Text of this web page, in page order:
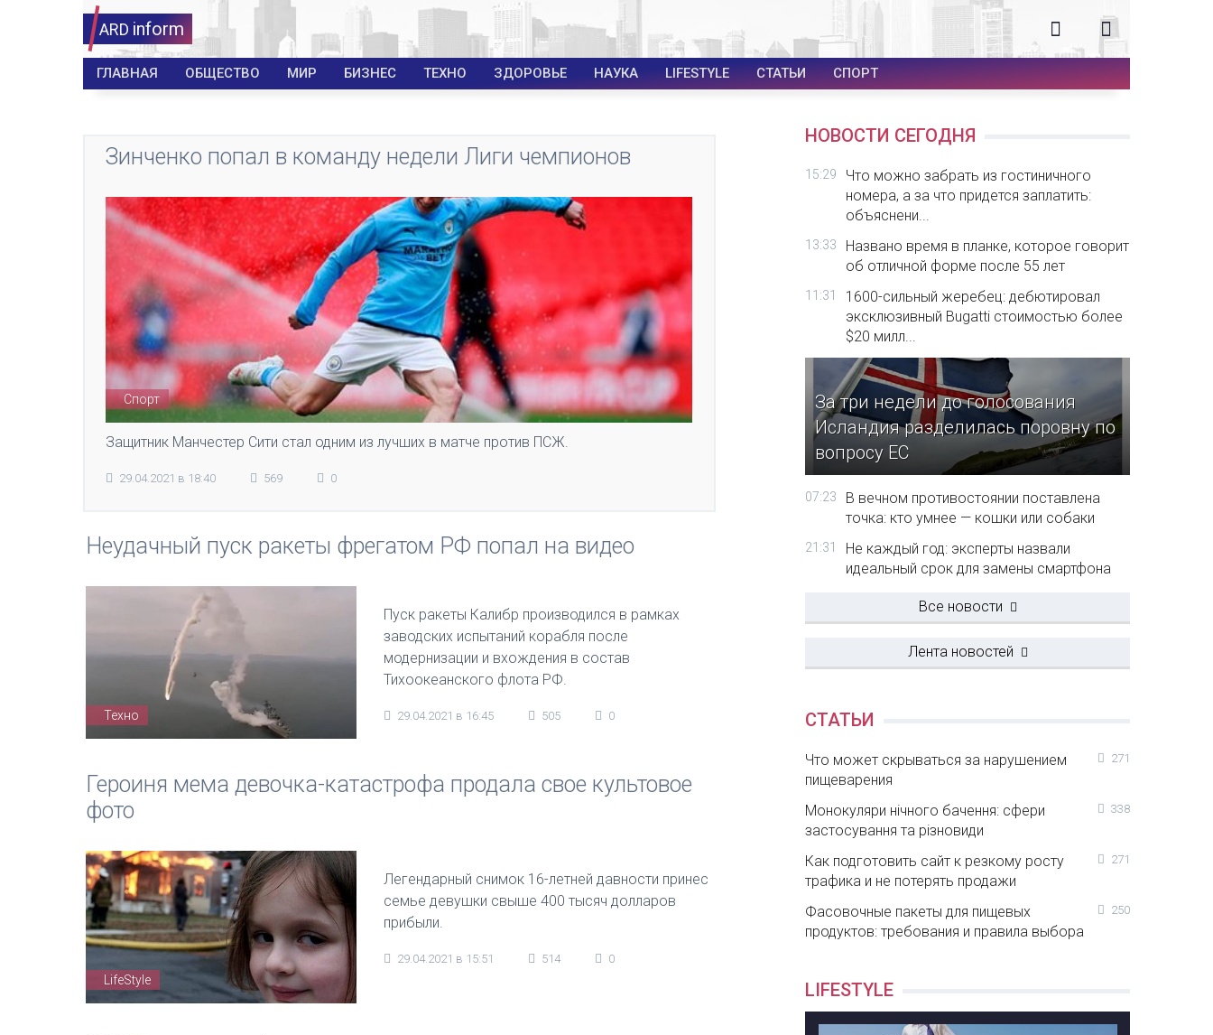
ARD inform
ГЛАВНАЯ ОБЩЕСТВО МИР БИЗНЕС ТЕХНО ЗДОРОВЬЕ НАУКА LIFESTYLE СТАТЬИ СПОРТ
Зинченко попал в команду недели Лиги чемпионов
Спорт
Защитник Манчестер Сити стал одним из лучших в матче против ПСЖ.
29.04.2021 в 18:40 569 0
Неудачный пуск ракеты фрегатом РФ попал на видео
Техно
Пуск ракеты Калибр производился в рамках
заводских испытаний корабля после
модернизации и вхождения в состав
Тихоокеанского флота РФ.
29.04.2021 в 16:45 505 0
Героиня мема девочка-катастрофа продала свое культовое
фото
LifeStyle
Легендарный снимок 16-летней давности принес
семье девушки свыше 400 тысяч долларов
прибыли.
29.04.2021 в 15:51 514 0
НОВОСТИ СЕГОДНЯ
15:29
Что можно забрать из гостиничного
номера, а за что придется заплатить:
объяснени...
13:33
Названо время в планке, которое говорит
об отличной форме после 55 лет
11:31
1600-сильный жеребец: дебютировал
эксклюзивный Bugatti стоимостью более
$20 милл...
За три недели до голосования
Исландия разделилась поровну по
вопросу ЕС
07:23
В вечном противостоянии поставлена
точка: кто умнее — кошки или собаки
21:31
Не каждый год: эксперты назвали
идеальный срок для замены смартфона
Все новости
Лента новостей
СТАТЬИ
Что может скрываться за нарушением
пищеварения
271
Монокуляри нічного бачення: сфери
застосування та різновиди
338
Как подготовить сайт к резкому росту
трафика и не потерять продажи
271
Фасовочные пакеты для пищевых
продуктов: требования и правила выбора
250
LIFESTYLE